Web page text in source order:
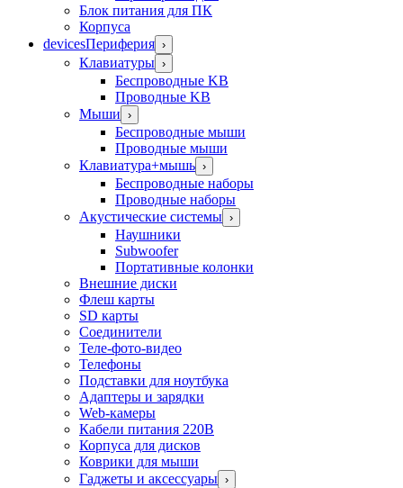
Блок питания для ПК
Корпуса
devicesПериферия ›
Клавиатуры ›
Беспроводные KB
Проводные KB
Мыши ›
Беспроводные мыши
Проводные мыши
Клавиатура+мышь ›
Беспроводные наборы
Проводные наборы
Акустические системы ›
Наушники
Subwoofer
Портативные колонки
Внешние диски
Флеш карты
SD карты
Соединители
Теле-фото-видео
Телефоны
Подставки для ноутбука
Адаптеры и зарядки
Web-камеры
Кабели питания 220В
Корпуса для дисков
Коврики для мыши
Гаджеты и аксессуары ›